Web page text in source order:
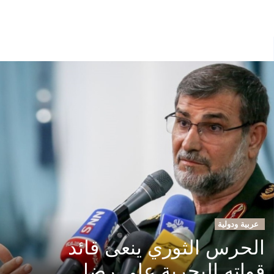
عربية ودولية
الحرس الثوري ينعى قائد